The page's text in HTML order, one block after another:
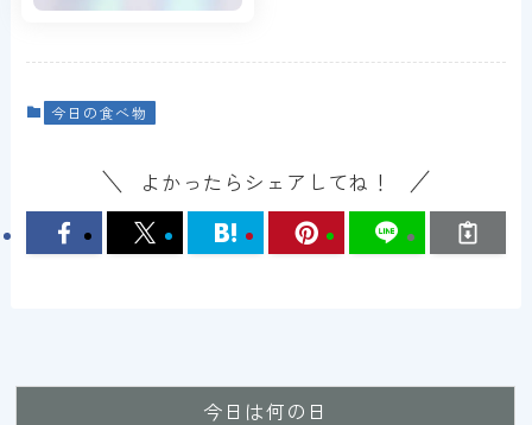
今日の食べ物
よかったらシェアしてね！
今日は何の日